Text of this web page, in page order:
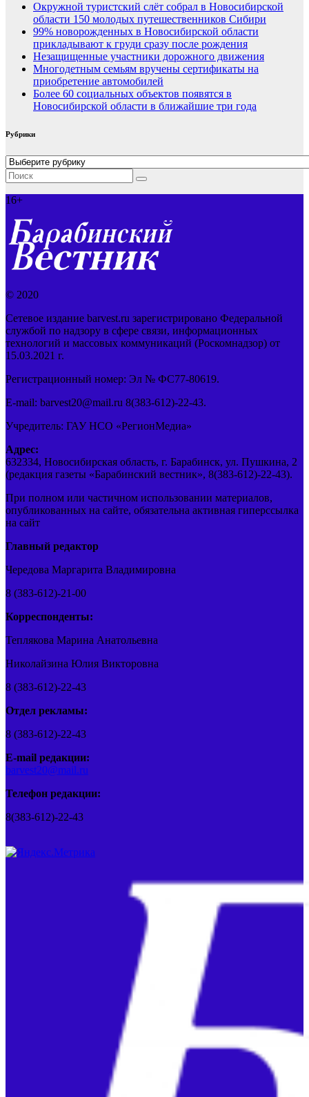
Окружной туристский слёт собрал в Новосибирской
области 150 молодых путешественников Сибири
99% новорожденных в Новосибирской области
прикладывают к груди сразу после рождения
Незащищенные участники дорожного движения
Многодетным семьям вручены сертификаты на
приобретение автомобилей
Более 60 социальных объектов появятся в
Новосибирской области в ближайшие три года
Рубрики
Рубрики
16+
© 2020
Сетевое издание barvest.ru зарегистрировано Федеральной
службой по надзору в сфере связи, информационных
технологий и массовых коммуникаций (Роскомнадзор) от
15.03.2021 г.
Регистрационный номер: Эл № ФС77-80619.
E-mail: barvest20@mail.ru 8(383-612)-22-43.
Учредитель: ГАУ НСО «РегионМедиа»
Адрес:
632334, Новосибирская область, г. Барабинск, ул. Пушкина, 2
(редакция газеты «Барабинский вестник», 8(383-612)-22-43).
При полном или частичном использовании материалов,
опубликованных на сайте, обязательна активная гиперссылка
на сайт
Главный редактор
Чередова Маргарита Владимировна
8 (383-612)-21-00
Корреспонденты:
Теплякова Марина Анатольевна
Николайзина Юлия Викторовна
8 (383-612)-22-43
Отдел рекламы:
8 (383-612)-22-43
E-mail редакции:
barvest20@mail.ru
Телефон редакции:
8(383-612)-22-43